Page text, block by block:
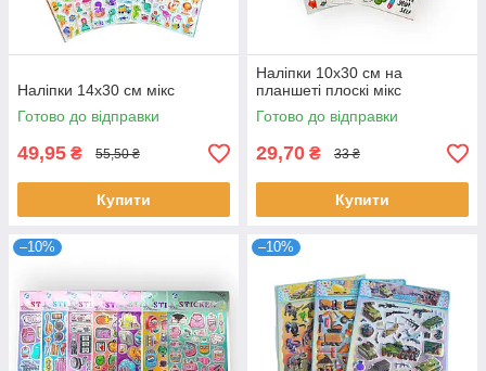
Наліпки 14х30 см мікс
Готово до відправки
49,95 ₴ 55,50 ₴
Купити
Наліпки 10х30 см на
планшеті плоскі мікс
Готово до відправки
29,70 ₴ 33 ₴
Купити
–10% –10%